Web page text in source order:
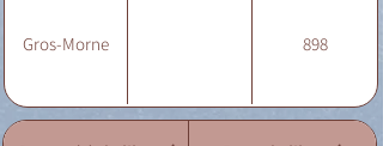
Gros-Morne 898